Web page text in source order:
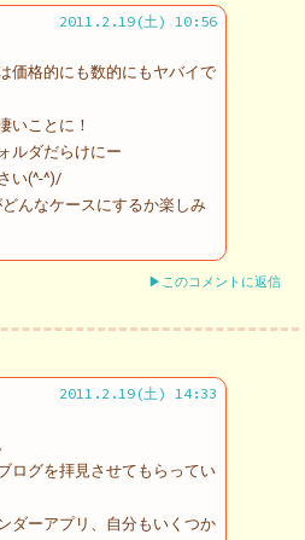
2011.2.19(土) 10:56
価格的にも数的にもヤバイで
いことに！
ルダだらけにー
い(^-^)/
んなケースにするか楽しみ
▶このコメントに返信
2011.2.19(土) 14:33
ログを拝見させてもらってい
ダーアプリ、自分もいくつか